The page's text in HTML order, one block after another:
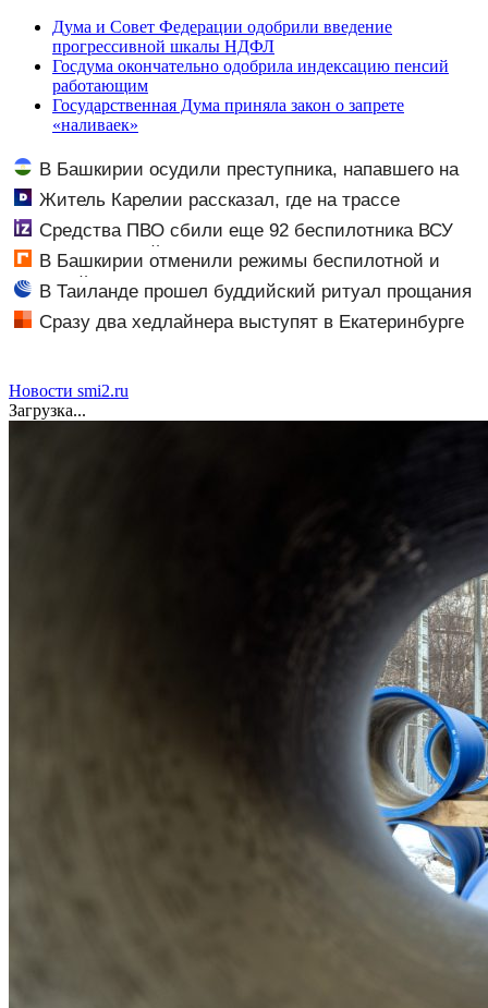
Дума и Совет Федерации одобрили введение
прогрессивной шкалы НДФЛ
Госдума окончательно одобрила индексацию пенсий
работающим
Государственная Дума приняла закон о запрете
«наливаек»
В Башкирии осудили преступника, напавшего на
пару после застолья
Житель Карелии рассказал, где на трассе
трудности с бензином
Средства ПВО сбили еще 92 беспилотника ВСУ
над Ярославской областью
В Башкирии отменили режимы беспилотной и
ракетной опасности
В Таиланде прошел буддийский ритуал прощания
с убитыми россиянами
Сразу два хедлайнера выступят в Екатеринбурге
Новости smi2.ru
Загрузка...